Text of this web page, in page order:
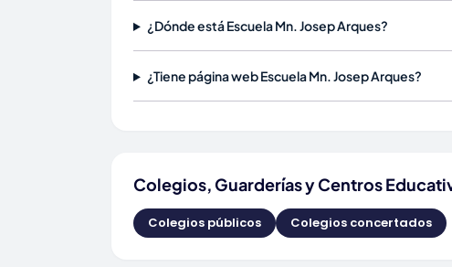
¿Dónde está Escuela Mn. Josep Arques?
¿Tiene página web Escuela Mn. Josep Arques?
Colegios, Guarderías y Centros
Colegios públicos Colegios concertados